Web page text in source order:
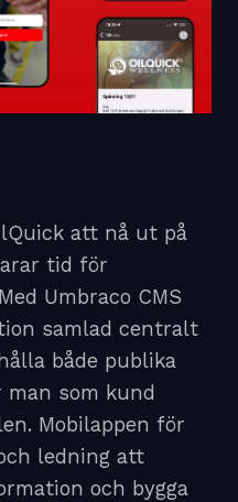
att nå ut på
tid för
Umbraco CMS
samlad centralt
både publika
man som kund
Mobilappen för
ledning att
och bygga